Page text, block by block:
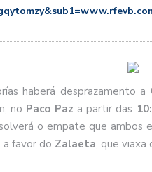
haberá desprazamento a
no Paco Paz a partir das
o empate que ambos
favor do Zalaeta, que viaxa